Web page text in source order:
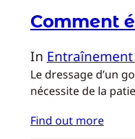
Comment
In
Le dressage d’un
nécessite de la
Find out more